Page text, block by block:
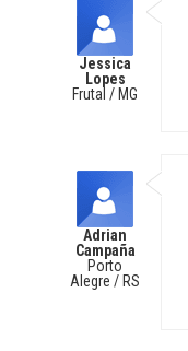
Jessica
Lopes
Frutal / MG
Adrian
Campaña
Porto
Alegre / RS